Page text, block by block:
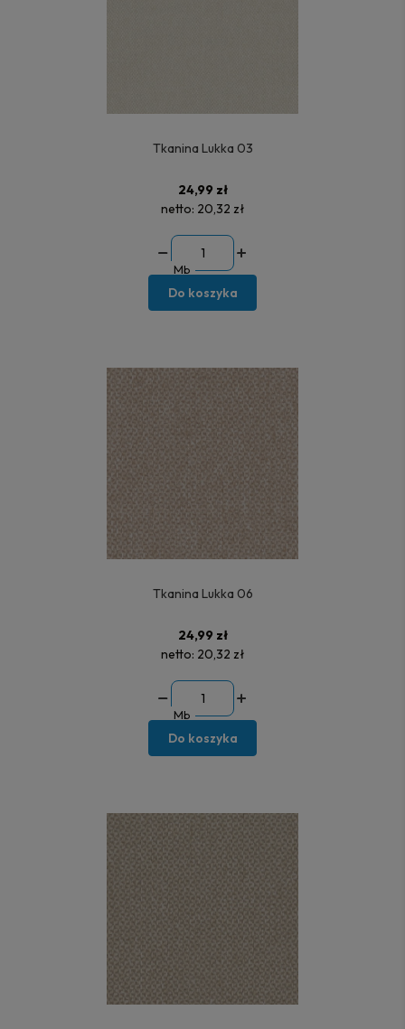
Tkanina Lukka 03
24,99 zł
netto: 20,32 zł
Mb
Do koszyka
Tkanina Lukka 06
24,99 zł
netto: 20,32 zł
Mb
Do koszyka